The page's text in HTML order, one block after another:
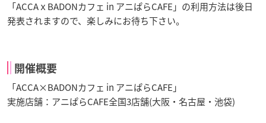
「ACCAｘBADONカフェ in アニぱらCAFE」の利用方法は後日
発表されますので、楽しみにお待ち下さい。
開催概要
「ACCA×BADONカフェ in アニぱらCAFE」
実施店舗：アニぱらCAFE全国3店舗(大阪・名古屋・池袋)